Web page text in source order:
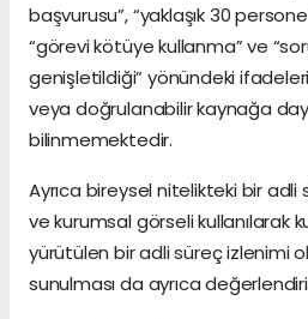
başvurusu”, “yaklaşık 30
“görevi kötüye kullanma” ve
genişletildiği” yönündeki
veya doğrulanabilir kaynağa
bilinmemektedir.
Ayrıca bireysel nitelikteki bir adli
ve kurumsal görseli kullanılarak
yürütülen bir adli süreç izlenimi
sunulması da ayrıca